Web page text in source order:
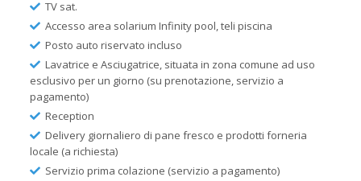
TV sat.
Accesso area solarium Infinity pool, teli piscina
Posto auto riservato incluso
Lavatrice e Asciugatrice, situata in zona comune ad uso
esclusivo per un giorno (su prenotazione, servizio a
pagamento)
Reception
Delivery giornaliero di pane fresco e prodotti forneria
locale (a richiesta)
Servizio prima colazione (servizio a pagamento)